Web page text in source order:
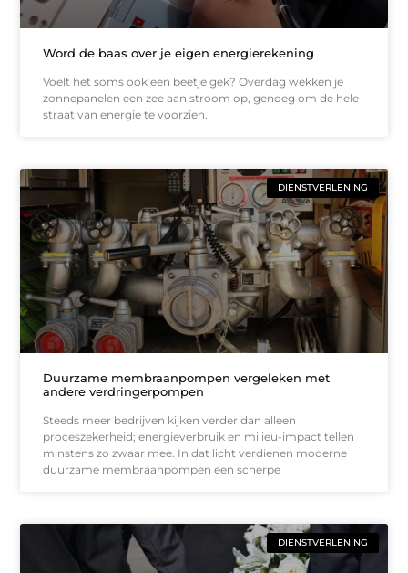
Word de baas over je eigen energierekening
Voelt het soms ook een beetje gek? Overdag wekken je
zonnepanelen een zee aan stroom op, genoeg om de hele
straat van energie te voorzien.
DIENSTVERLENING
Duurzame membraanpompen vergeleken met
andere verdringerpompen
Steeds meer bedrijven kijken verder dan alleen
proceszekerheid; energieverbruik en milieu-impact tellen
minstens zo zwaar mee. In dat licht verdienen moderne
duurzame membraanpompen een scherpe
DIENSTVERLENING